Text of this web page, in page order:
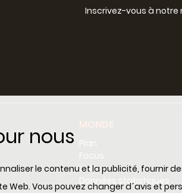
nous
le contenu et la publicité, fournir
Web. Vous pouvez changer d´avis et
Inscrivez-vous à
Links
Données statistiques